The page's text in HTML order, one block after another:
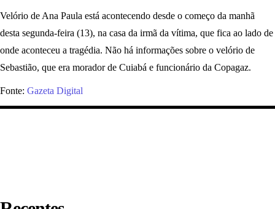
Velório de Ana Paula está acontecendo desde o começo da manhã
desta segunda-feira (13), na casa da irmã da vítima, que fica ao lado de
onde aconteceu a tragédia. Não há informações sobre o velório de
Sebastião, que era morador de Cuiabá e funcionário da Copagaz.
Fonte: Gazeta Digital